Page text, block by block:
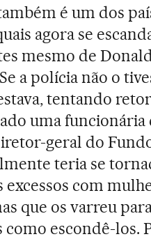
é um dos
agora se
mesmo de
a polícia não o
tentando
uma funcionária
geral do
teria se
excessos com
que os varreu
como escondê-los.